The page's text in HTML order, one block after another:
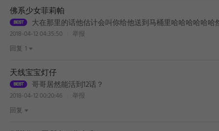
佛系少女菲莉帕
大在那里的话他估计会叫你给他送到马桶里哈哈哈哈哈
2018-04-12 04:35:50
举报
回复 1
天线宝宝灯仔
哥哥居然能活到12话？
2018-04-12 00:20:46
举报
回复